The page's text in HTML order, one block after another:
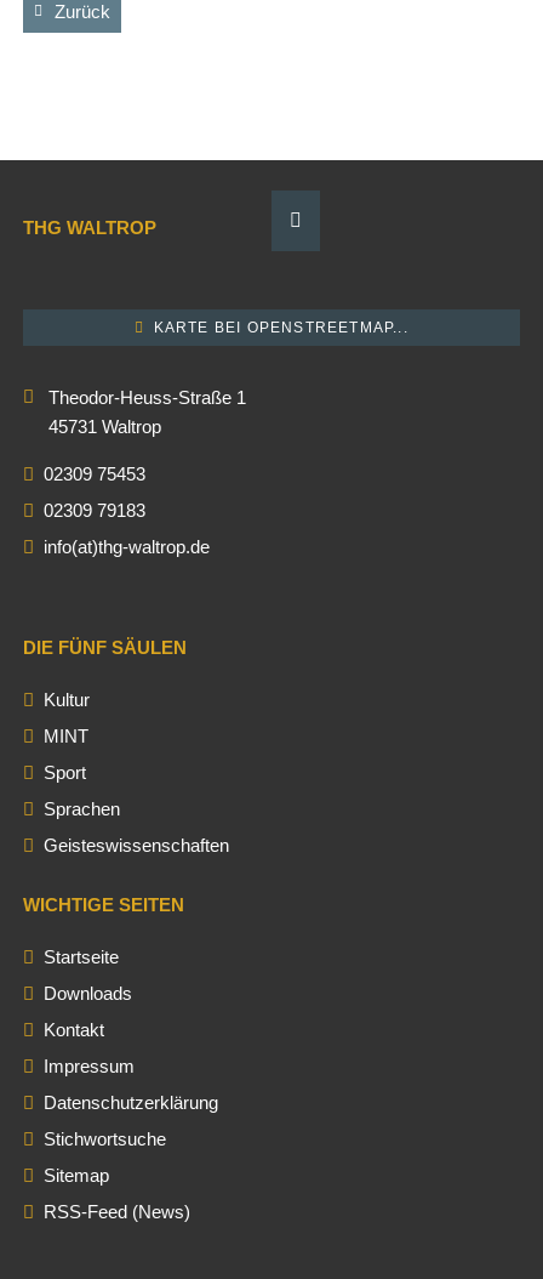
Zurück
THG WALTROP
KARTE BEI OPENSTREETMAP...
Theodor-Heuss-Straße 1
45731 Waltrop
02309 75453
02309 79183
info(at)thg-waltrop.de
DIE FÜNF SÄULEN
Kultur
MINT
Sport
Sprachen
Geisteswissenschaften
WICHTIGE SEITEN
Startseite
Downloads
Kontakt
Impressum
Datenschutzerklärung
Stichwortsuche
Sitemap
RSS-Feed (News)